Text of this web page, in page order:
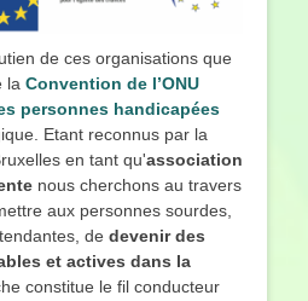
de ces organisations que
la Convention de l’ONU
personnes handicapées
Etant reconnus par la
en tant qu'association
nous cherchons au travers
aux personnes sourdes,
de devenir des
et actives dans la
constitue le fil conducteur